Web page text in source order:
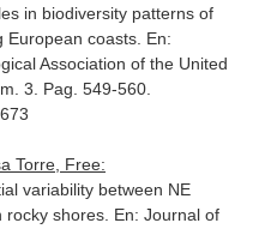
in biodiversity patterns of
coasts. En:
Association of the United
3. Pag. 549-560.
Torre, Free:
variability between NE
shores. En: Journal of